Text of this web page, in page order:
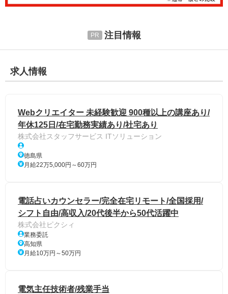
注目情報
求人情報
Webクリエイター 未経験歓迎 900種以上の講座あり/
年休125日/在宅勤務実績あり/社宅あり
株式会社スタッフサービス ITソリューション
徳島県
月給22万5,000円～60万円
電話占いカウンセラー/完全在宅リモート/全国採用/
シフト自由/高収入/20代後半から50代活躍中
株式会社ピクシィ
業務委託
高知県
月給10万円～50万円
電気主任技術者/残業手当